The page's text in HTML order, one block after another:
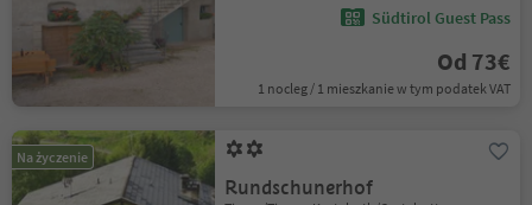
Südtirol Guest Pass
Od 73€
1 nocleg / 1 mieszkanie w tym podatek VAT
Na życzenie
Rundschunerhof